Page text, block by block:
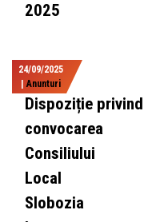
2025
24/09/2025
|Anunturi
Dispoziție privind
convocarea
Consiliului
Local
Slobozia